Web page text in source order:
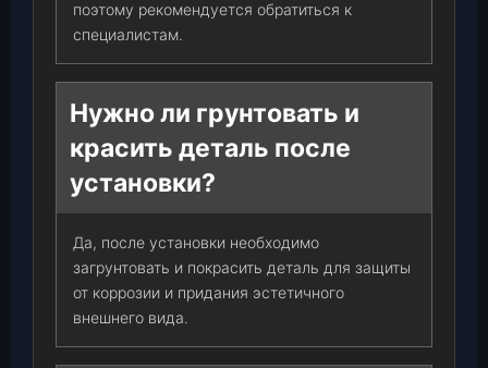
поэтому рекомендуется обратиться к
специалистам.
Нужно ли грунтовать и
красить деталь после
установки?
Да, после установки необходимо
загрунтовать и покрасить деталь для защиты
от коррозии и придания эстетичного
внешнего вида.